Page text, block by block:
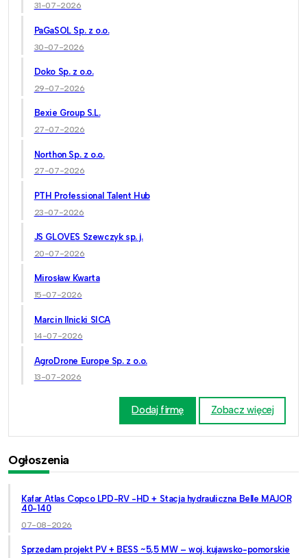
31-07-2026
PaGaSOL Sp. z o.o.
30-07-2026
Doko Sp. z o.o.
29-07-2026
Bexie Group S.L.
27-07-2026
Northon Sp. z o.o.
27-07-2026
PTH Professional Talent Hub
23-07-2026
JS GLOVES Szewczyk sp. j.
20-07-2026
Mirosław Kwarta
15-07-2026
Marcin Ilnicki SICA
14-07-2026
AgroDrone Europe Sp. z o.o.
13-07-2026
Dodaj firmę Zobacz więcej
Ogłoszenia
Kafar Atlas Copco LPD-RV -HD + Stacja hydrauliczna Belle MAJOR
40-140
07-08-2026
Sprzedam projekt PV + BESS ~5,5 MW – woj. kujawsko-pomorskie